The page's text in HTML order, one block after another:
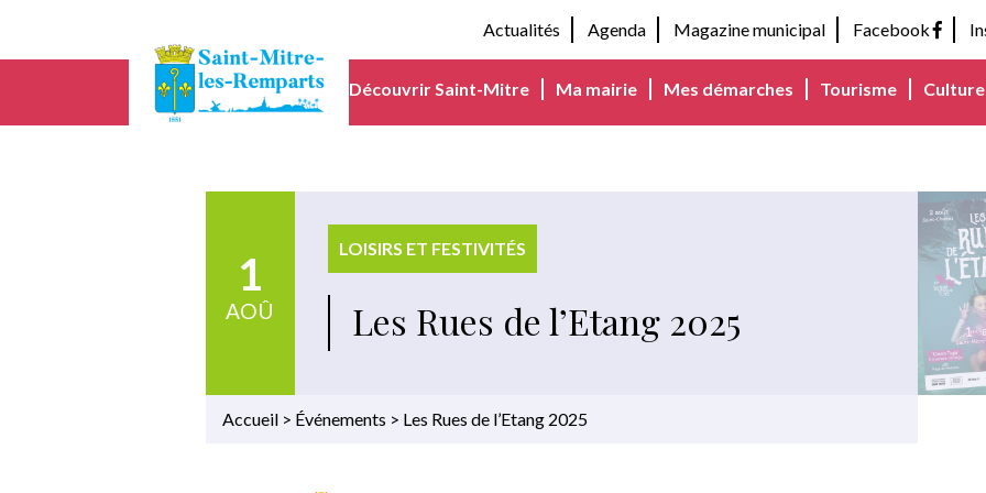
Actualités Agenda Magazine municipal Facebook
Découvrir Saint-Mitre Ma mairie Mes démarches Tourisme
1
AOÛ
LOISIRS ET FESTIVITÉS
Les Rues de l’Etang 2025
Accueil > Événements > Les Rues de l’Etang 2025